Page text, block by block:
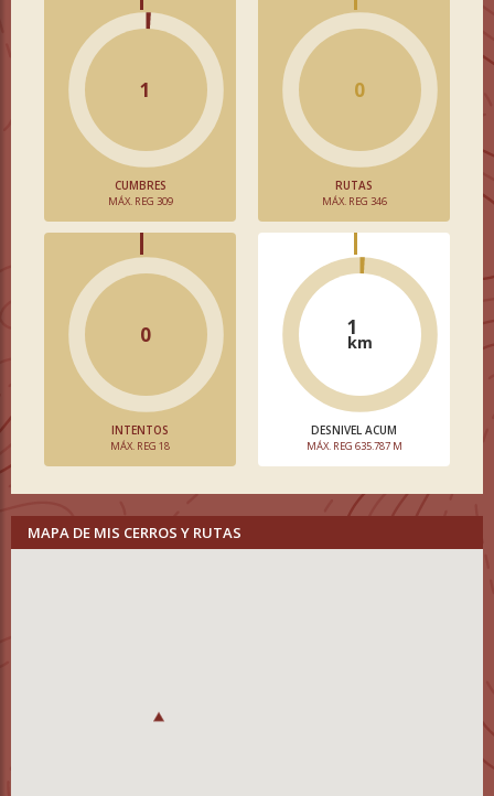
1
CUMBRES
MÁX. REG 309
0
RUTAS
MÁX. REG 346
0
INTENTOS
MÁX. REG 18
1
km
DESNIVEL ACUM
MÁX. REG 635.787 M
MAPA DE MIS CERROS Y RUTAS